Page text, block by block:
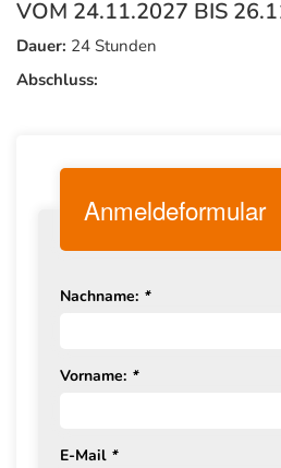
VOM 24.11.2027 BIS
Dauer: 24 Stunden
Abschluss:
Anmeldeformular
Nachname: *
Vorname: *
E-Mail *